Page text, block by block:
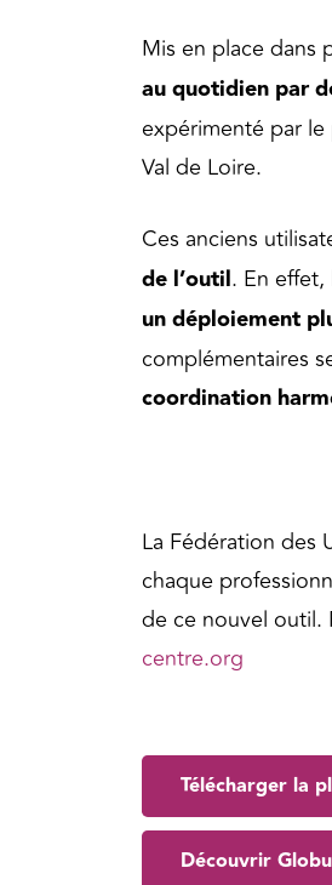
Mis en place dans
au quotidien par
expérimenté par
Val de Loire.
Ces anciens
de l’outil. En
un déploiement
complémentaires
coordination
La Fédération des
chaque
de ce nouvel outil.
centre.org
Télécharger la
Découvrir